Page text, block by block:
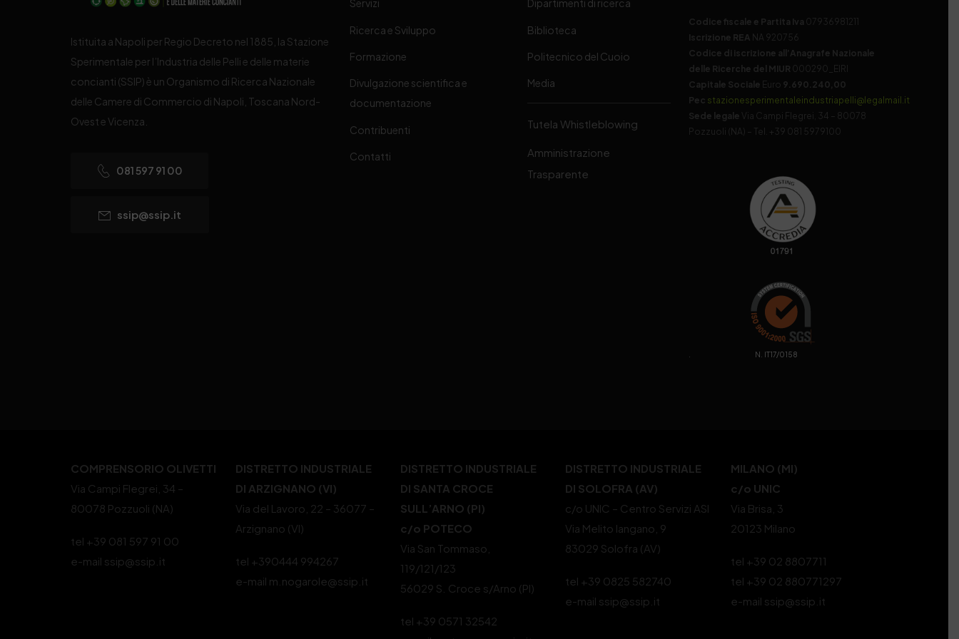
Istituita a Napoli per Regio Decreto nel 1885, la Stazione
Sperimentale per l’Industria delle Pelli e delle materie
concianti (SSIP) è un Organismo di Ricerca Nazionale
delle Camere di Commercio di Napoli, Toscana Nord-
Ovest e Vicenza.
081 597 91 00
ssip@ssip.it
Servizi
Ricerca e Sviluppo
Formazione
Divulgazione scientifica e
documentazione
Contribuenti
Contatti
Dipartimenti di ricerca
Biblioteca
Politecnico del Cuoio
Media
Tutela Whistleblowing
Amministrazione
Trasparente
Codice fiscale e Partita Iva 07936981211
Iscrizione REA NA 920756
Codice di iscrizione all’Anagrafe Nazionale
delle Ricerche del MIUR 000290_EIRI
Capitale Sociale Euro 9.690.240,00
Pec stazionesperimentaleindustriapelli@legalmail.it
Sede legale
Via Campi Flegrei, 34 – 80078
Pozzuoli (NA) – Tel. +39 081 5979100
. N. IT17/0158
COMPRENSORIO OLIVETTI
Via Campi Flegrei, 34 –
80078 Pozzuoli (NA)
tel +39 081 597 91 00
e-mail ssip@ssip.it
DISTRETTO INDUSTRIALE
DI ARZIGNANO (VI)
Via del Lavoro, 22 – 36077 –
Arzignano (VI)
tel +390444 994267
e-mail m.nogarole@ssip.it
DISTRETTO INDUSTRIALE
DI SANTA CROCE
SULL’ARNO (PI)
c/o POTECO
Via San Tommaso,
119/121/123
56029 S. Croce s/Arno (PI)
tel +39 0571 32542
DISTRETTO INDUSTRIALE
DI SOLOFRA (AV)
c/o UNIC – Centro Servizi ASI
Via Melito Iangano, 9
83029 Solofra (AV)
tel +39 0825 582740
e-mail ssip@ssip.it
MILANO (MI)
c/o UNIC
Via Brisa, 3
20123 Milano
tel +39 02 8807711
tel +39 02 880771297
e-mail ssip@ssip.it